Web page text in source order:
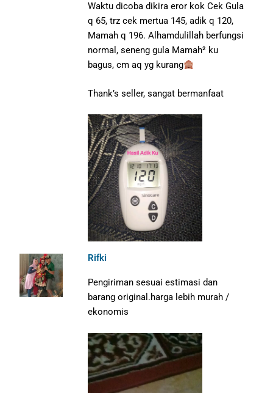
Waktu dicoba dikira eror kok Cek Gula
q 65, trz cek mertua 145, adik q 120,
Mamah q 196. Alhamdulillah berfungsi
normal, seneng gula Mamah² ku
bagus, cm aq yg kurang
Thank’s seller, sangat bermanfaat
Rifki
Pengiriman sesuai estimasi dan
barang original.harga lebih murah /
ekonomis